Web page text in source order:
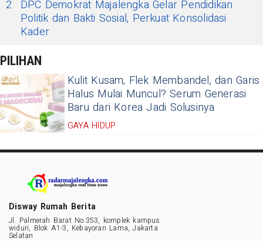
2
DPC Demokrat Majalengka Gelar Pendidikan
Politik dan Bakti Sosial, Perkuat Konsolidasi
Kader
PILIHAN
Kulit Kusam, Flek Membandel, dan Garis
Halus Mulai Muncul? Serum Generasi
Baru dari Korea Jadi Solusinya
GAYA HIDUP
Disway Rumah Berita
Jl. Palmerah Barat No.353, komplek kampus
widuri, Blok A1-3, Kebayoran Lama, Jakarta
Selatan